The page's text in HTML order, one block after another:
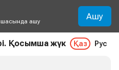
ашу Ашу
Қосымша жүк Қаз Рус